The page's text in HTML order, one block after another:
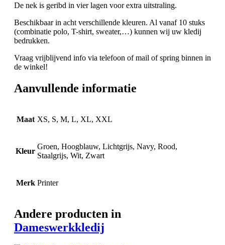
De nek is geribd in vier lagen voor extra uitstraling.
Beschikbaar in acht verschillende kleuren. Al vanaf 10 stuks
(combinatie polo, T-shirt, sweater,…) kunnen wij uw kledij
bedrukken.
Vraag vrijblijvend info via telefoon of mail of spring binnen in
de winkel!
Aanvullende informatie
Maat XS, S, M, L, XL, XXL
Kleur
Groen, Hoogblauw, Lichtgrijs, Navy, Rood,
Staalgrijs, Wit, Zwart
Merk Printer
Andere producten in
Dameswerkkledij